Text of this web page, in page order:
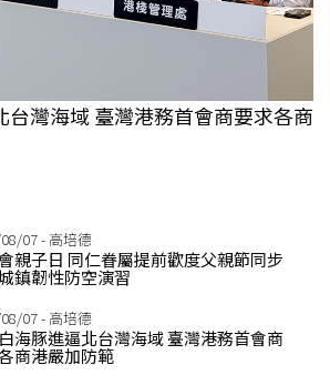
行動言語喉嚨卡卡 高雄秀傳紀念
改善
07 - 高培德
親子日 同仁眷屬提前歡度父親節同步
鎮韌性防空演習
07 - 高培德
海豚進逼北台灣海域 臺灣港務首會商
商港嚴加防範